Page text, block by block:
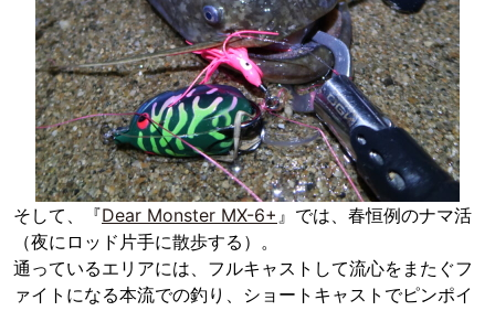
そして、『Dear Monster MX-6+ 』では、春恒例のナマ活
（夜にロッド片手に散歩する）。
通っているエリアには、フルキャストして流心をまたぐフ
ァイトになる本流での釣り、ショートキャストでピンポイ